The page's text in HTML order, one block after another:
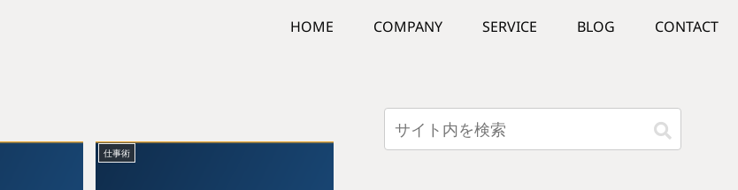
HOME COMPANY SERVICE BLOG CONTACT
仕事術